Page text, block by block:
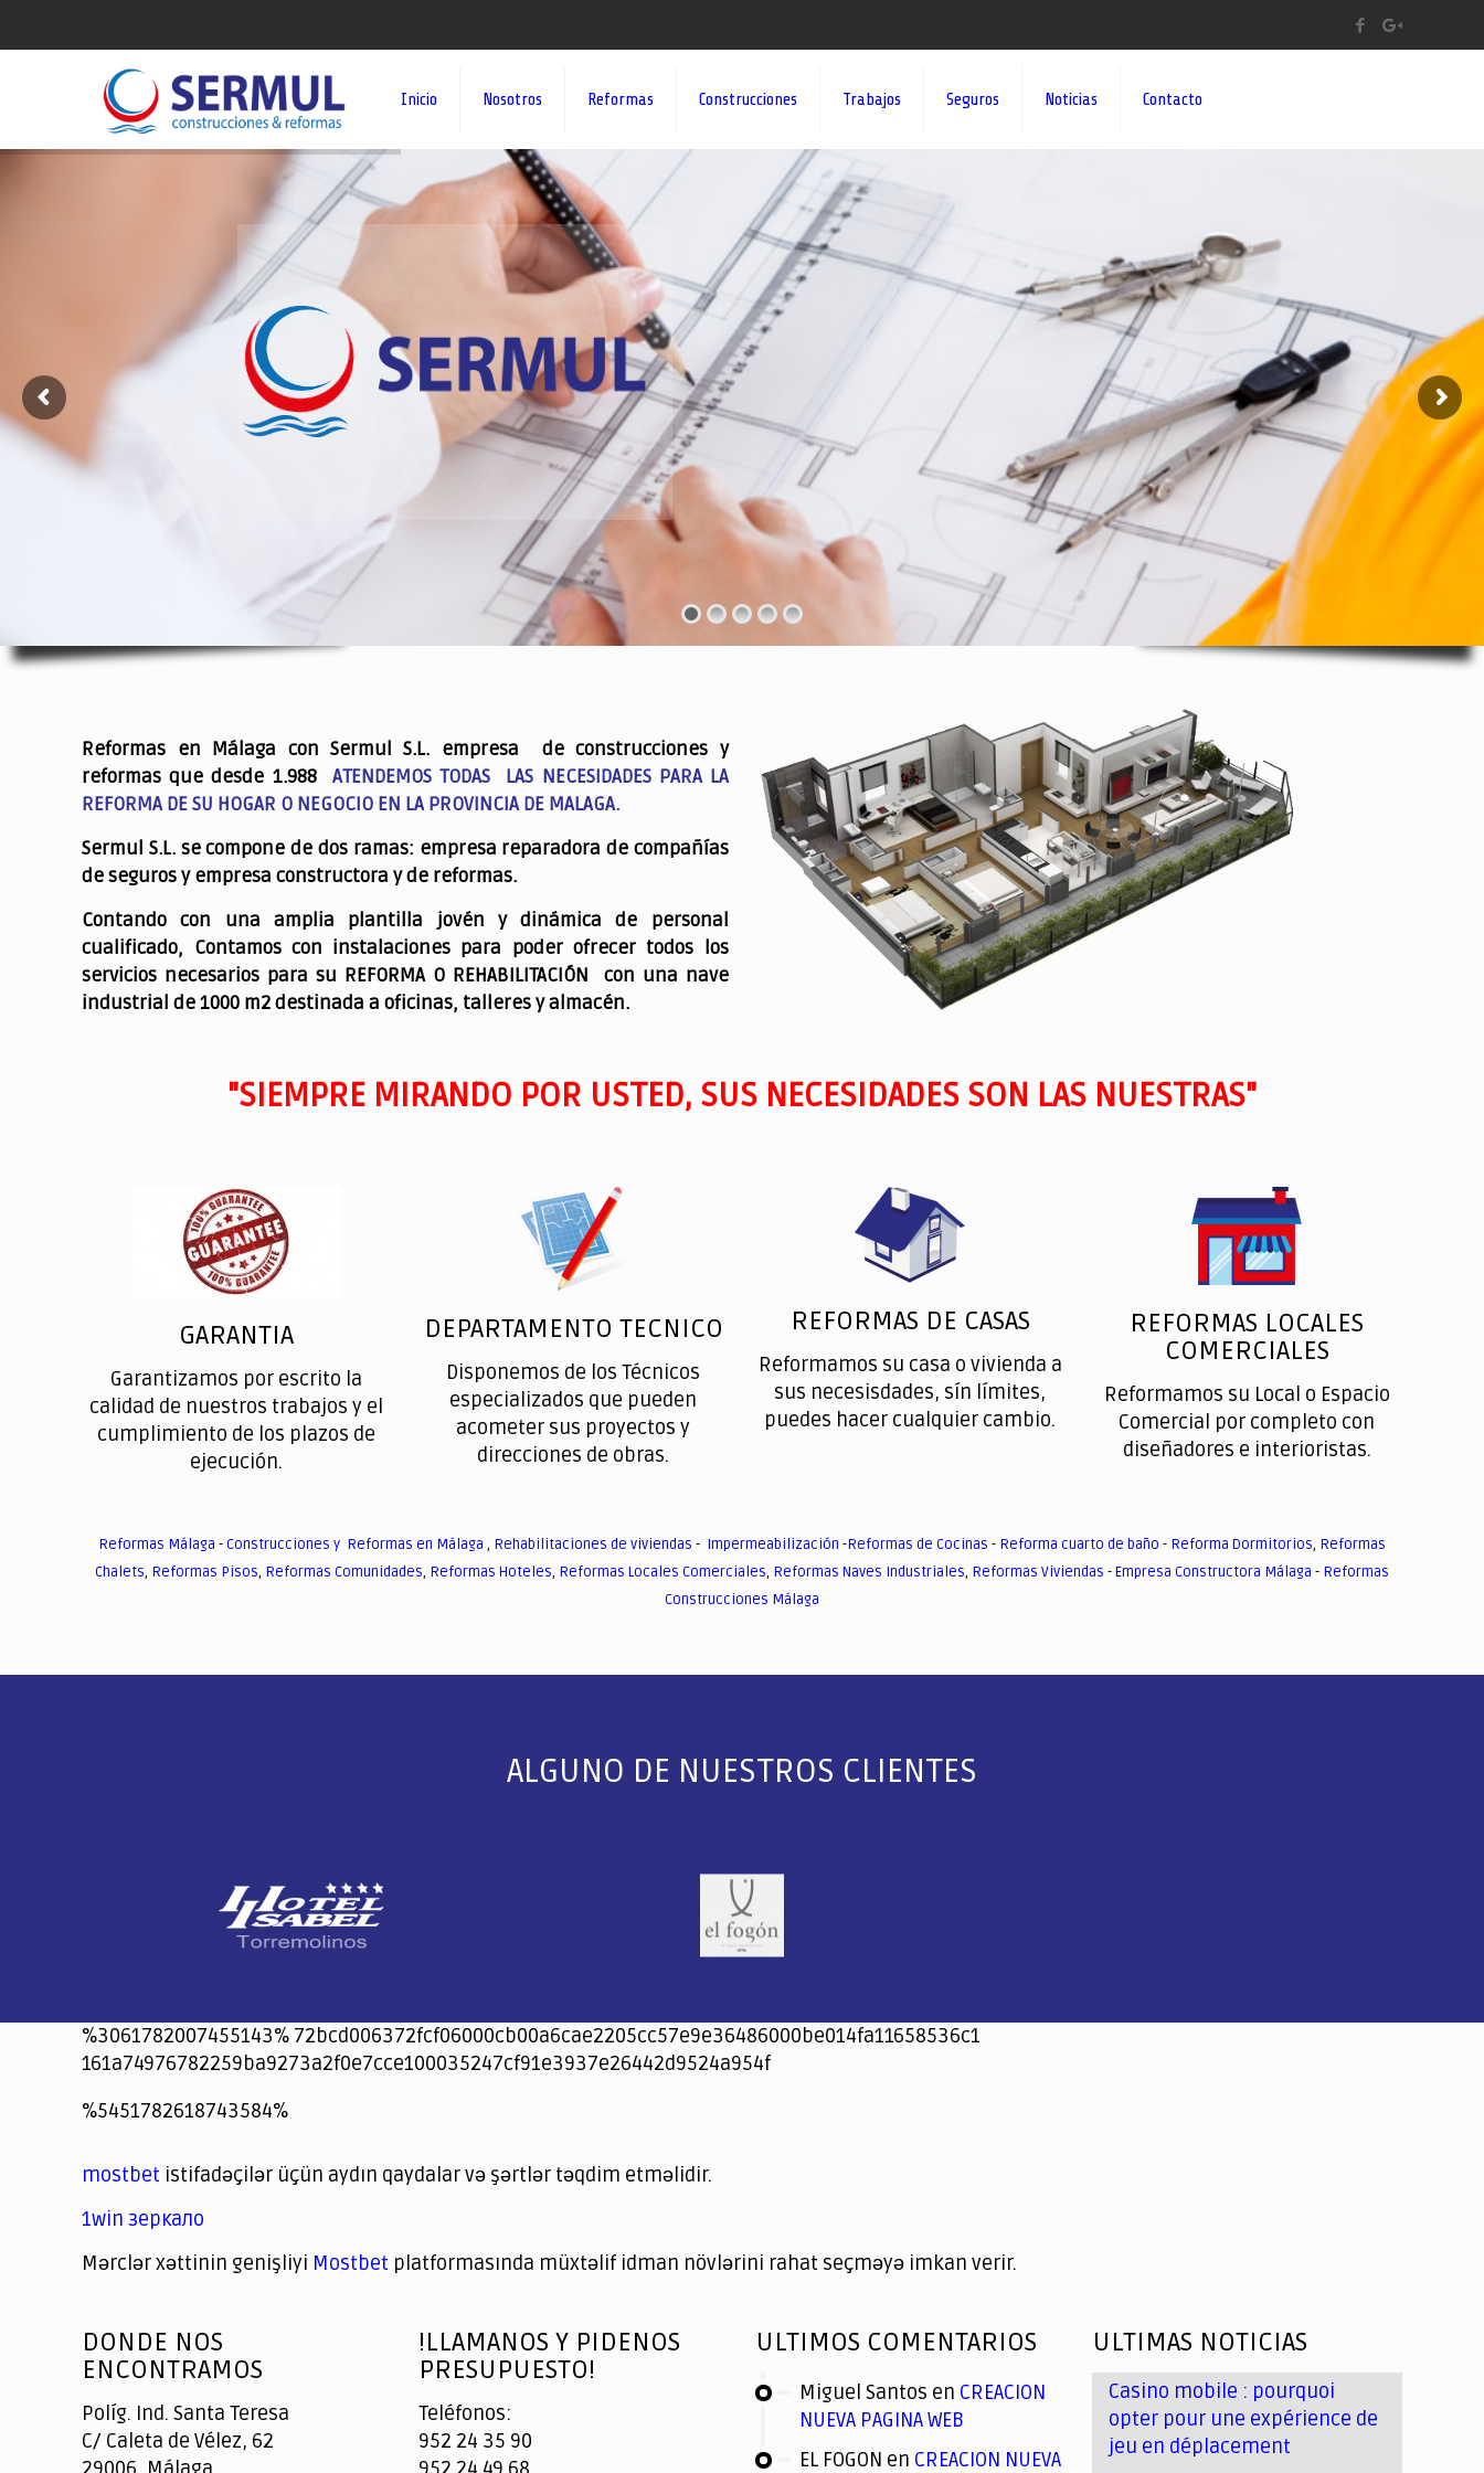
Inicio Nosotros Reformas Construcciones Trabajos Seguros Noticias Contacto
¡¡DAMOS VIDA A SUS IDEAS¡¡
Reformas en Málaga con Sermul S.L. empresa de construcciones y
reformas que desde 1.988 ATENDEMOS TODAS LAS NECESIDADES PARA LA
REFORMA DE SU HOGAR O NEGOCIO EN LA PROVINCIA DE MALAGA.
Sermul S.L. se compone de dos ramas: empresa reparadora de compañías
de seguros y empresa constructora y de reformas.
Contando con una amplia plantilla jovén y dinámica de personal
cualificado, Contamos con instalaciones para poder ofrecer todos los
servicios necesarios para su REFORMA O REHABILITACIÓN con una nave
industrial de 1000 m2 destinada a oficinas, talleres y almacén.
"SIEMPRE MIRANDO POR USTED, SUS NECESIDADES SON LAS NUESTRAS"
GARANTIA
Garantizamos por escrito la
calidad de nuestros trabajos y el
cumplimiento de los plazos de
ejecución.
DEPARTAMENTO TECNICO
Disponemos de los Técnicos
especializados que pueden
acometer sus proyectos y
direcciones de obras.
REFORMAS DE CASAS
Reformamos su casa o vivienda a
sus necesisdades, sín límites,
puedes hacer cualquier cambio.
REFORMAS LOCALES
COMERCIALES
Reformamos su Local o Espacio
Comercial por completo con
diseñadores e interioristas.
Reformas Málaga -Construcciones y Reformas en Málaga , Rehabilitaciones de viviendas - Impermeabilización -Reformas de Cocinas - Reforma cuarto de baño - Reforma Dormitorios, Reformas
Chalets, Reformas Pisos, Reformas Comunidades, Reformas Hoteles, Reformas Locales Comerciales, Reformas Naves Industriales, Reformas Viviendas -Empresa Constructora Málaga - Reformas
Construcciones Málaga
ALGUNO DE NUESTROS CLIENTES
%3061782007455143% 72bcd006372fcf06000cb00a6cae2205cc57e9e36486000be014fa11658536c1
161a74976782259ba9273a2f0e7cce100035247cf91e3937e26442d9524a954f
jeetcity
1xbet
jeet city casino
%5451782618743584%
spintiger
Avabet
Spinrise
Crown Green
Crowngreen casino login
슈가 러쉬1000 슬롯
crazy time casino online
1xcasinozambia.com
codingworldnews.com
parimatch.kr
winorio
winorio casino
winorio
mostbet istifadəçilər üçün aydın qaydalar və şərtlər təqdim etməlidir.
1win зеркало
Mərclər xəttinin genişliyi Mostbet platformasında müxtəlif idman növlərini rahat seçməyə imkan verir.
of
Casino
DONDE NOS
ENCONTRAMOS
Políg. Ind. Santa Teresa
C/ Caleta de Vélez, 62
!LLAMANOS Y PIDENOS
PRESUPUESTO!
Teléfonos:
952 24 35 90
ULTIMOS COMENTARIOS
Miguel Santos en CREACION
NUEVA PAGINA WEB
EL FOGON en CREACION NUEVA
ULTIMAS NOTICIAS
Casino mobile : pourquoi
opter pour une expérience de
jeu en déplacement